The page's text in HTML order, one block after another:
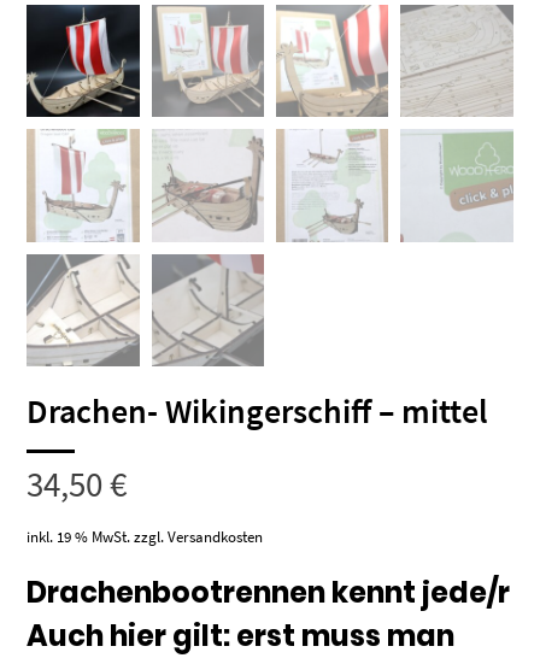
Drachen- Wikingerschiff – mittel
34,50€
inkl. 19 % MwSt. zzgl.Versandkosten
Drachenbootrennen kennt jede/r
Auch hier gilt: erst muss man